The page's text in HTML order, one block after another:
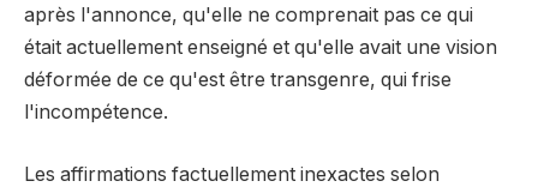
après l'annonce, qu'elle ne comprenait pas ce qui
était actuellement enseigné et qu'elle avait une vision
déformée de ce qu'est être transgenre, qui frise
l'incompétence.
Les affirmations factuellement inexactes selon